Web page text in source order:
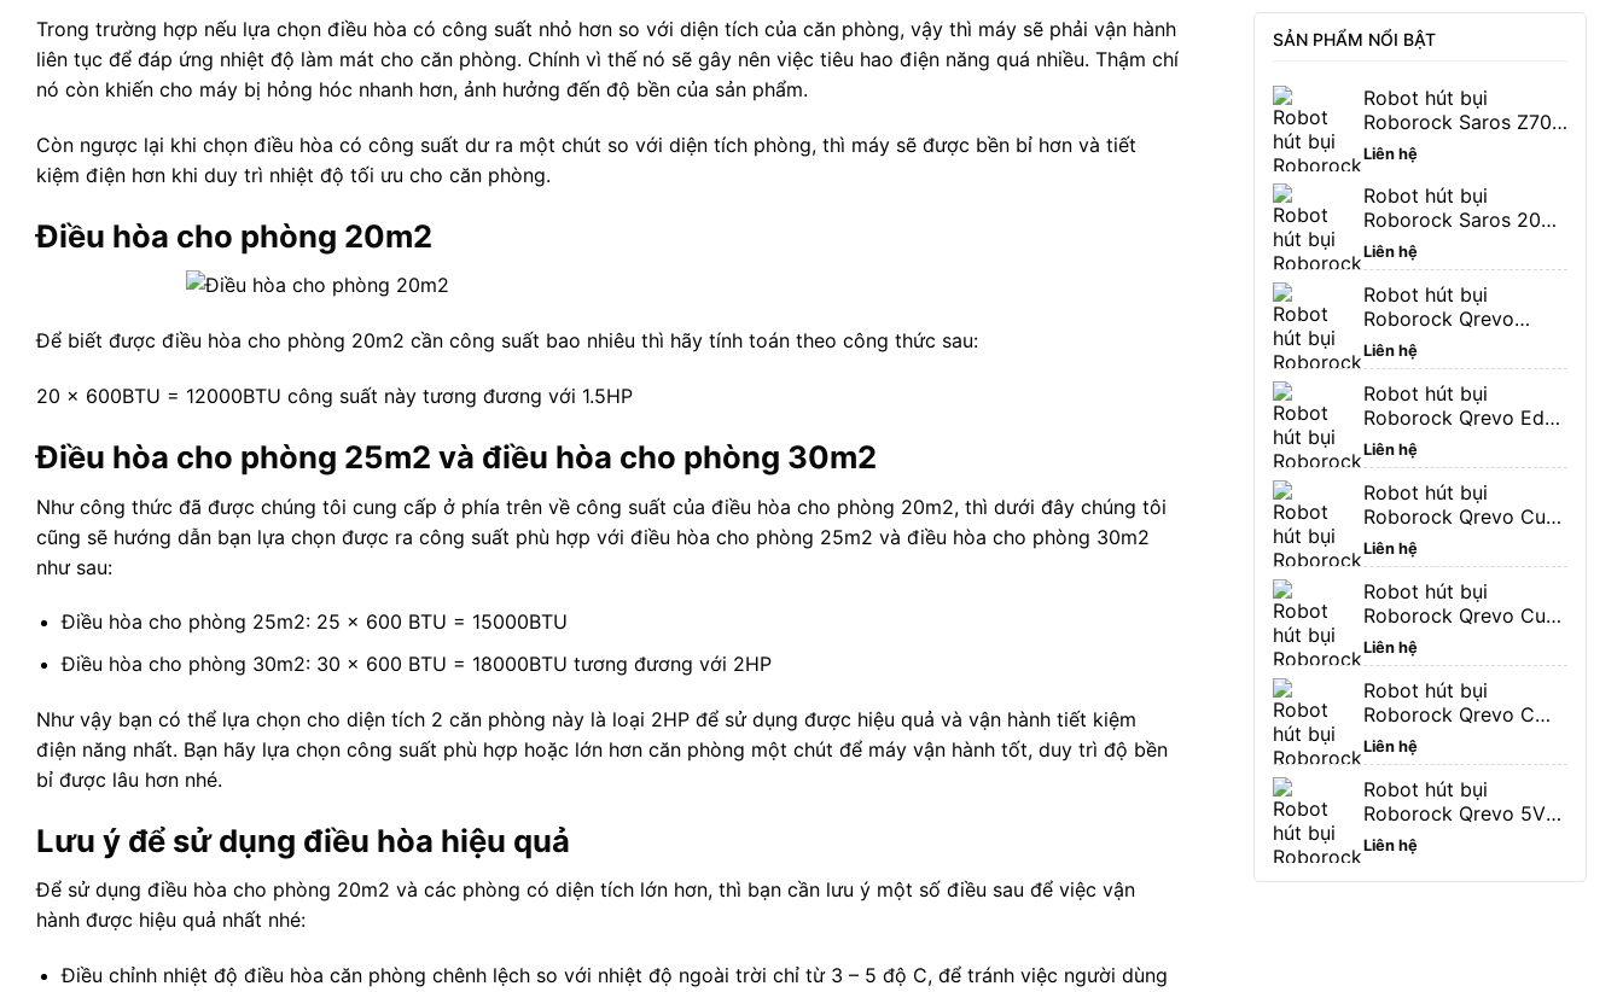
Trong trường hợp nếu lựa chọn điều hòa có công suất nhỏ hơn so với diện tích của căn phòng, vậy thì máy sẽ phải vận hành
liên tục để đáp ứng nhiệt độ làm mát cho căn phòng. Chính vì thế nó sẽ gây nên việc tiêu hao điện năng quá nhiều. Thậm chí
nó còn khiến cho máy bị hỏng hóc nhanh hơn, ảnh hưởng đến độ bền của sản phẩm.
Còn ngược lại khi chọn điều hòa có công suất dư ra một chút so với diện tích phòng, thì máy sẽ được bền bỉ hơn và tiết
kiệm điện hơn khi duy trì nhiệt độ tối ưu cho căn phòng.
Điều hòa cho phòng 20m2
Để biết được điều hòa cho phòng 20m2 cần công suất bao nhiêu thì hãy tính toán theo công thức sau:
20 x 600BTU = 12000BTU công suất này tương đương với 1.5HP
Điều hòa cho phòng 25m2 và điều hòa cho phòng 30m2
Như công thức đã được chúng tôi cung cấp ở phía trên về công suất của điều hòa cho phòng 20m2, thì dưới đây chúng tôi
cũng sẽ hướng dẫn bạn lựa chọn được ra công suất phù hợp với điều hòa cho phòng 25m2 và điều hòa cho phòng 30m2
như sau:
Điều hòa cho phòng 25m2: 25 x 600 BTU = 15000BTU
Điều hòa cho phòng 30m2: 30 x 600 BTU = 18000BTU tương đương với 2HP
Như vậy bạn có thể lựa chọn cho diện tích 2 căn phòng này là loại 2HP để sử dụng được hiệu quả và vận hành tiết kiệm
điện năng nhất. Bạn hãy lựa chọn công suất phù hợp hoặc lớn hơn căn phòng một chút để máy vận hành tốt, duy trì độ bền
bỉ được lâu hơn nhé.
Lưu ý để sử dụng điều hòa hiệu quả
Để sử dụng điều hòa cho phòng 20m2 và các phòng có diện tích lớn hơn, thì bạn cần lưu ý một số điều sau để việc vận
hành được hiệu quả nhất nhé:
Điều chỉnh nhiệt độ điều hòa căn phòng chênh lệch so với nhiệt độ ngoài trời chỉ từ 3 – 5 độ C, để tránh việc người dùng
SẢN PHẨM NỔI BẬT
Robot hút bụi
Roborock Saros Z70
22.000 Pa bảo hành
hãng 24 tháng
Liên hệ
Robot hút bụi
Roborock Saros 20
36.000 Pa bảo hành
hãng 24 tháng
Liên hệ
Robot hút bụi
Roborock Qrevo
EdgeT bảo hành hãng
24 tháng
Liên hệ
Robot hút bụi
Roborock Qrevo Edge
2 25.000 Pa bảo hành
hãng 24 tháng
Liên hệ
Robot hút bụi
Roborock Qrevo Curv
2 Pro bảo hành hãng
24 tháng
Liên hệ
Robot hút bụi
Roborock Qrevo Curv
2 Flow bảo hành hãng
24 tháng
Liên hệ
Robot hút bụi
Roborock Qrevo C
Pro 18.500 Pa bảo
hành hãng 24 tháng
Liên hệ
Robot hút bụi
Roborock Qrevo 5V1
bảo hành hãng 24
tháng
Liên hệ